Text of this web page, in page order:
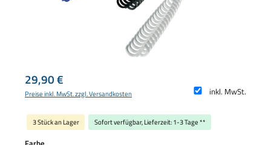
Regulärer Preis:
29,90 €
inkl. MwSt.
Preise inkl. MwSt. zzgl. Versandkosten
3 Stück an Lager Sofort verfügbar, Lieferzeit: 1-3 Tage **